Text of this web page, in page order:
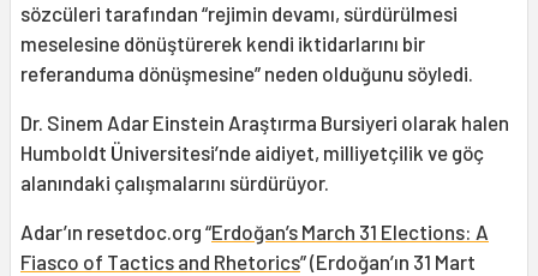
sözcüleri tarafından “rejimin devamı, sürdürülmesi
meselesine dönüştürerek kendi iktidarlarını bir
referanduma dönüşmesine” neden olduğunu söyledi.
Dr. Sinem Adar Einstein Araştırma Bursiyeri olarak halen
Humboldt Üniversitesi’nde aidiyet, milliyetçilik ve göç
alanındaki çalışmalarını sürdürüyor.
Adar’ın resetdoc.org “Erdoğan’s March 31 Elections: A
Fiasco of Tactics and Rhetorics” (Erdoğan’ın 31 Mart